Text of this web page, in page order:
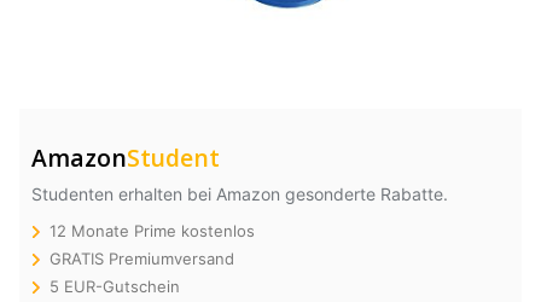
AmazonStudent
Studenten erhalten bei Amazon gesonderte Rabatte.
12 Monate Prime kostenlos
GRATIS Premiumversand
5 EUR-Gutschein